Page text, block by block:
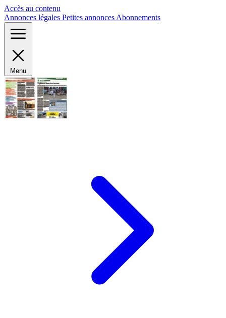
Accès au contenu
Annonces légales Petites annonces Abonnements
Menu
Panneau de gestion des cookies